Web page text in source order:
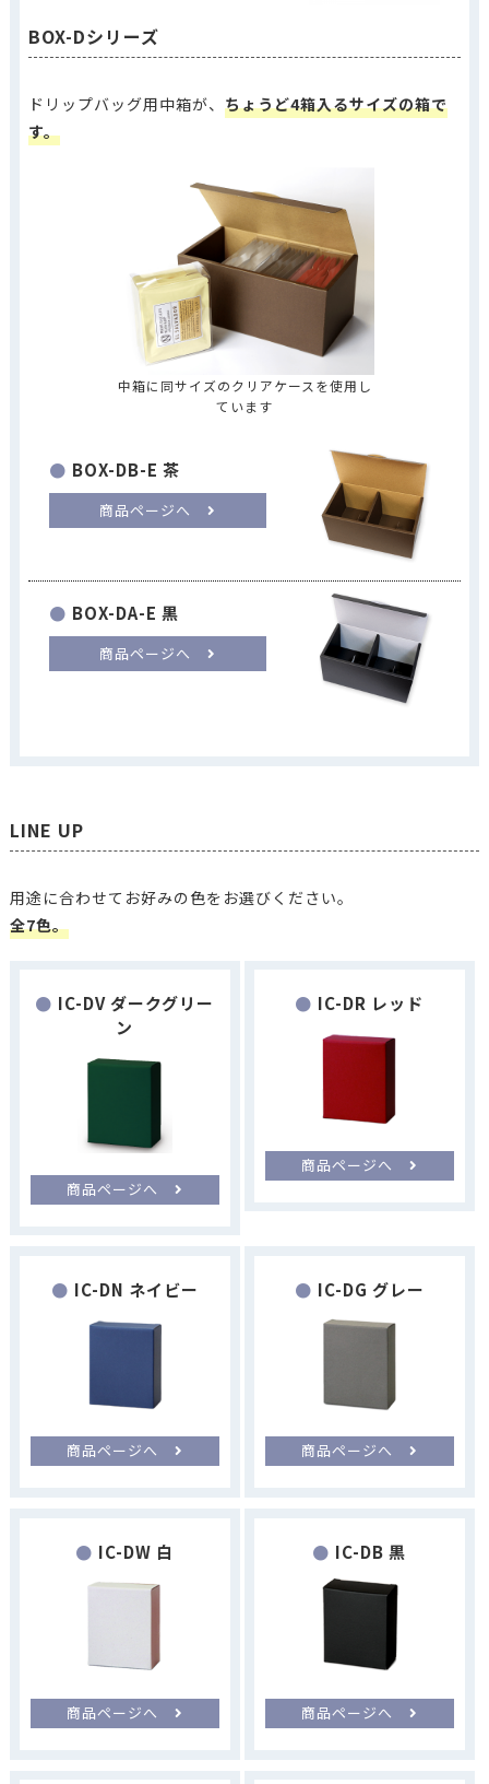
BOX-Dシリーズ
ドリップバッグ用中箱が、 ちょうど4箱入るサイズの箱で
す。
中箱に同サイズのクリアケースを使用し
ています
BOX-DB-E 茶
商品ページへ
BOX-DA-E 黒
商品ページへ
LINE UP
用途に合わせてお好みの色をお選びください。
全7色。
IC-DV ダークグリー
ン
商品ページへ
IC-DR レッド
商品ページへ
IC-DN ネイビー
商品ページへ
IC-DG グレー
商品ページへ
IC-DW 白
商品ページへ
IC-DB 黒
商品ページへ